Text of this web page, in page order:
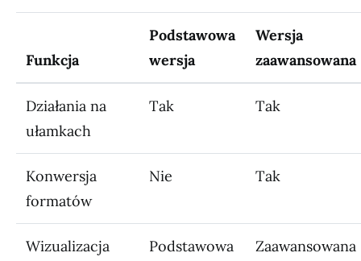
Funkcja
Podstawowa
wersja
Wersja
zaawansowana
Działania na
ułamkach
Tak Tak
Konwersja
formatów
Nie Tak
Wizualizacja
Podstawowa Zaawansowana